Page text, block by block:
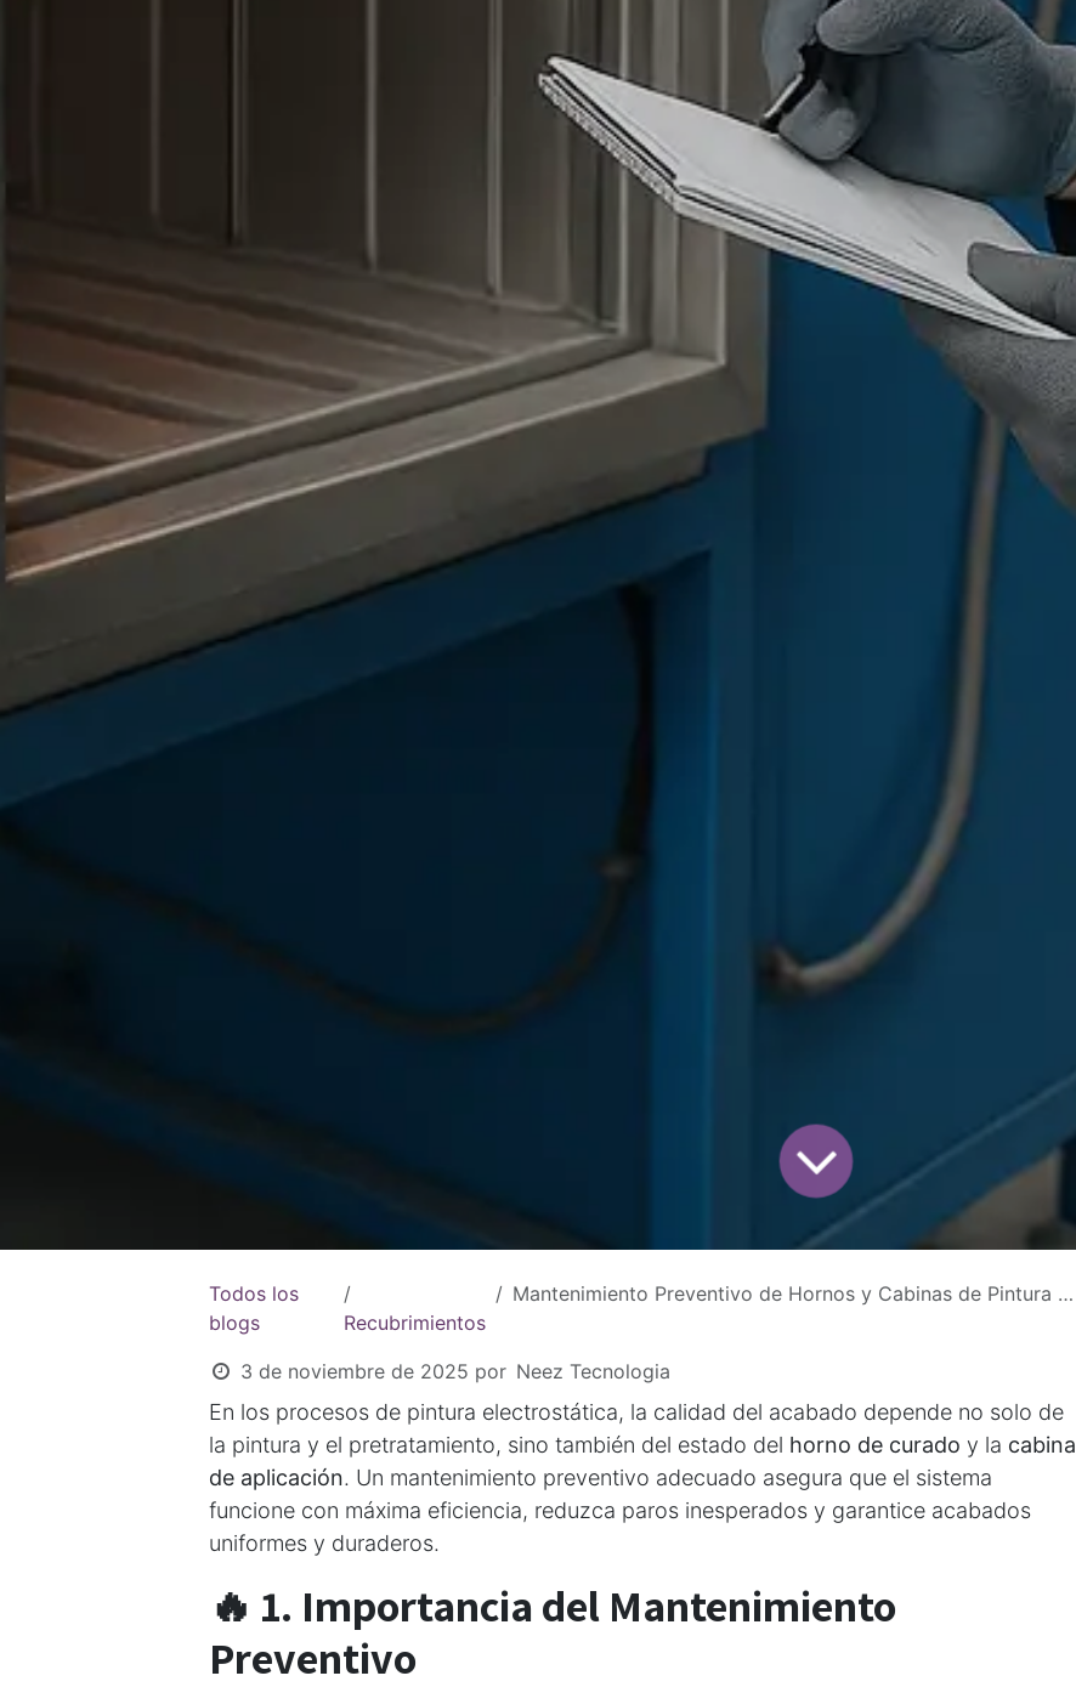
Todos los
blogs
Recubrimientos
Mantenimiento Preventivo de Hornos y Cabinas de Pintura Electrostática
3 de noviembre de 2025 por Neez Tecnologia
En los procesos de pintura electrostática, la calidad del acabado depende no solo de
la pintura y el pretratamiento, sino también del estado del horno de curado y la cabina
de aplicación. Un mantenimiento preventivo adecuado asegura que el sistema
funcione con máxima eficiencia, reduzca paros inesperados y garantice acabados
uniformes y duraderos.
🔥 1. Importancia del Mantenimiento
Preventivo